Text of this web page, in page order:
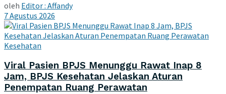
oleh Editor : Affandy
7 Agustus 2026
Kesehatan
Viral Pasien BPJS Menunggu Rawat Inap 8
Jam, BPJS Kesehatan Jelaskan Aturan
Penempatan Ruang Perawatan